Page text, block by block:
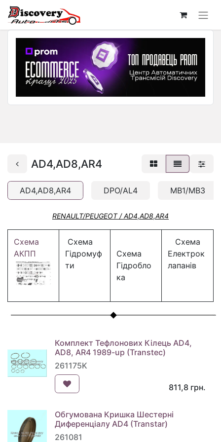
AD4,AD8,AR4
AD4,AD8,AR4 DPO/AL4 MB1/MB3
RENAULT/PEUGEOT / AD4,AD8,AR4
Схема
АКПП
Схема
Гідромуф
ти
Схема
Гідробло
ка
Схема
Електрок
лапанів
Комплект Тефлонових Кілець AD4,
AD8, AR4 1989-up (Transtec)
261175K
811,8 грн.
Обгумована Кришка Шестерні
Диференціалу AD4 (Transtar)
261081